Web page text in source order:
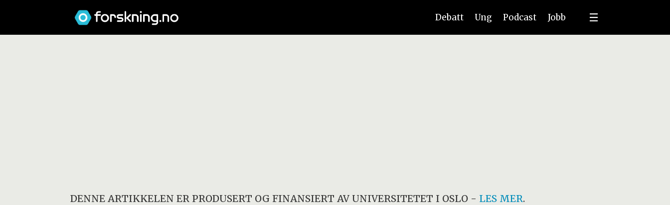
Debatt Ung Podcast Jobb
DENNE ARTIKKELEN ER PRODUSERT OG FINANSIERT AV UNIVERSITETET I OSLO- LES MER.